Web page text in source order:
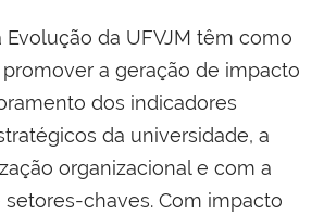
Evolução da UFVJM têm como
a geração de impacto
dos indicadores
da universidade, a
organizacional e com a
setores-chaves. Com impacto